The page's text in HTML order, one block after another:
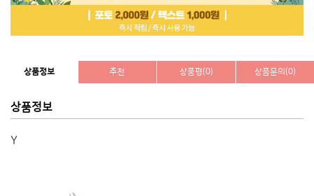
상품정보 추천 상품평(0) 상품문의(0)
상품정보
Y